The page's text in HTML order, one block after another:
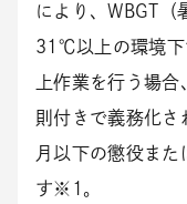
により、WBGT
31℃以上の環境下
上作業を行う場
則付きで義務化さ
月以下の懲役ま
す※1。